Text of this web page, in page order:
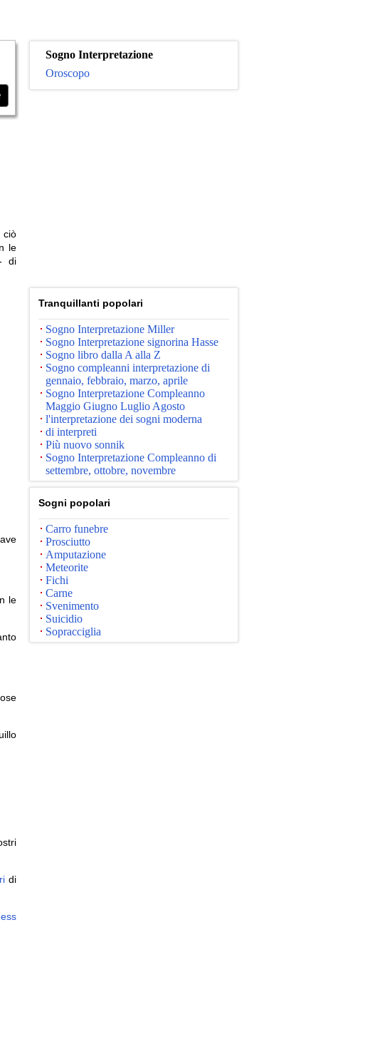
ciò
le
di
le
di
Sogno Interpretazione
Oroscopo
Tranquillanti popolari
Sogno Interpretazione Miller
Sogno Interpretazione signorina Hasse
Sogno libro dalla A alla Z
Sogno compleanni interpretazione di
gennaio, febbraio, marzo, aprile
Sogno Interpretazione Compleanno
Maggio Giugno Luglio Agosto
l'interpretazione dei sogni moderna
di interpreti
Più nuovo sonnik
Sogno Interpretazione Compleanno di
settembre, ottobre, novembre
Sogni popolari
Carro funebre
Prosciutto
Amputazione
Meteorite
Fichi
Carne
Svenimento
Suicidio
Sopracciglia